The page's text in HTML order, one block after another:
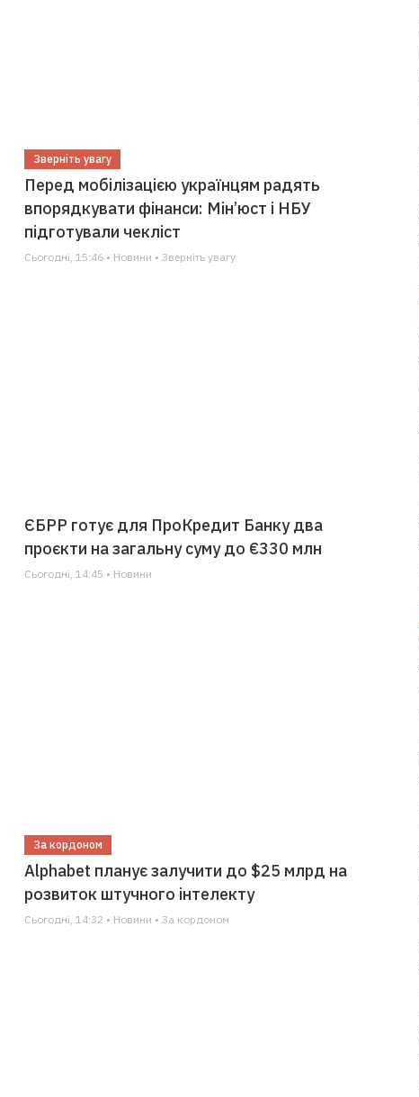
Зверніть увагу
Перед мобілізацією українцям радять
впорядкувати фінанси: Мін’юст і НБУ
підготували чекліст
Сьогодні, 15:46 • Новини • Зверніть увагу
ЄБРР готує для ПроКредит Банку два
проєкти на загальну суму до €330 млн
Сьогодні, 14:45 • Новини
За кордоном
Alphabet планує залучити до $25 млрд на
розвиток штучного інтелекту
Сьогодні, 14:32 • Новини • За кордоном